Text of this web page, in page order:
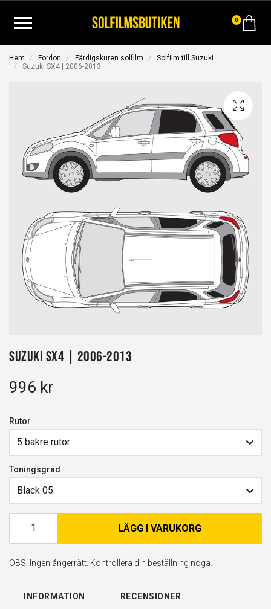
0
Hem Fordon Färdigskuren solfilm
Solfilm till Suzuki
Suzuki SX4 | 2006-2013
Suzuki SX4 | 2006-2013
996 kr
Rutor
5 bakre rutor
Toningsgrad
Black 05
LÄGG I VARUKORG
OBS! Ingen ångerrätt. Kontrollera din beställning noga.
INFORMATION RECENSIONER